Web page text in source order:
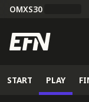
OMXS30
START PLAY